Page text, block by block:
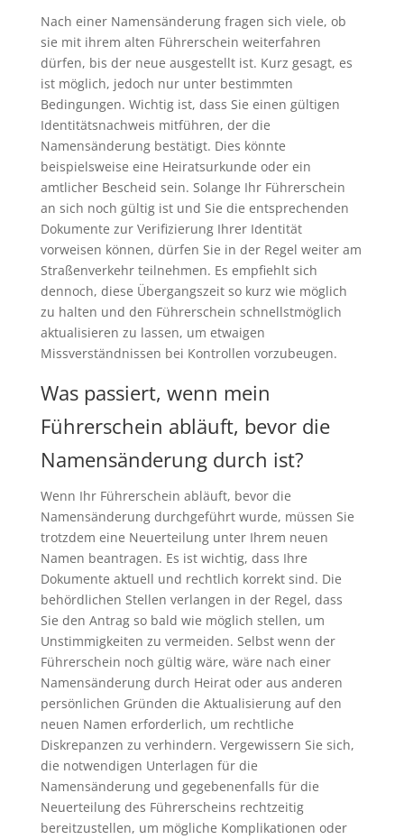
Nach einer Namensänderung fragen sich viele, ob
sie mit ihrem alten Führerschein weiterfahren
dürfen, bis der neue ausgestellt ist. Kurz gesagt, es
ist möglich, jedoch nur unter bestimmten
Bedingungen. Wichtig ist, dass Sie einen gültigen
Identitätsnachweis mitführen, der die
Namensänderung bestätigt. Dies könnte
beispielsweise eine Heiratsurkunde oder ein
amtlicher Bescheid sein. Solange Ihr Führerschein
an sich noch gültig ist und Sie die entsprechenden
Dokumente zur Verifizierung Ihrer Identität
vorweisen können, dürfen Sie in der Regel weiter am
Straßenverkehr teilnehmen. Es empfiehlt sich
dennoch, diese Übergangszeit so kurz wie möglich
zu halten und den Führerschein schnellstmöglich
aktualisieren zu lassen, um etwaigen
Missverständnissen bei Kontrollen vorzubeugen.
Was passiert, wenn mein
Führerschein abläuft, bevor die
Namensänderung durch ist?
Wenn Ihr Führerschein abläuft, bevor die
Namensänderung durchgeführt wurde, müssen Sie
trotzdem eine Neuerteilung unter Ihrem neuen
Namen beantragen. Es ist wichtig, dass Ihre
Dokumente aktuell und rechtlich korrekt sind. Die
behördlichen Stellen verlangen in der Regel, dass
Sie den Antrag so bald wie möglich stellen, um
Unstimmigkeiten zu vermeiden. Selbst wenn der
Führerschein noch gültig wäre, wäre nach einer
Namensänderung durch Heirat oder aus anderen
persönlichen Gründen die Aktualisierung auf den
neuen Namen erforderlich, um rechtliche
Diskrepanzen zu verhindern. Vergewissern Sie sich,
die notwendigen Unterlagen für die
Namensänderung und gegebenenfalls für die
Neuerteilung des Führerscheins rechtzeitig
bereitzustellen, um mögliche Komplikationen oder